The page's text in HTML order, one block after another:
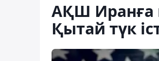
АҚШ Иранға
Қытай түк